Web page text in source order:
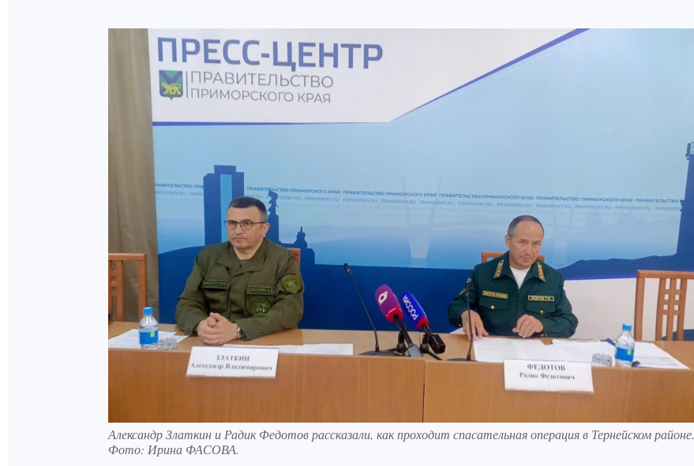
Александр Златкин и Радик Федотов рассказали, как проходит спасательная операция в Тернейском районе.
Фото: Ирина ФАСОВА.